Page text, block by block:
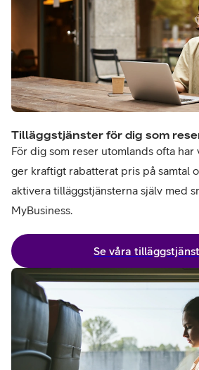
Tilläggstjänster för dig som
För dig som reser utomlands ofta har
ger kraftigt rabatterat pris på samtal
aktivera tilläggstjänsterna själv med
MyBusiness.
Se våra